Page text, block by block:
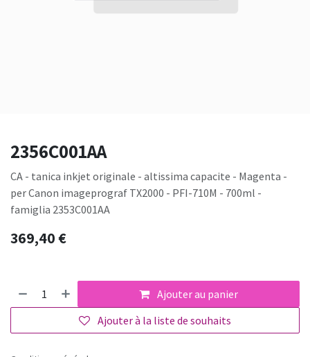
2356C001AA
CA - tanica inkjet originale - altissima capacite - Magenta -
per Canon imageprograf TX2000 - PFI-710M - 700ml -
famiglia 2353C001AA
369,40€
Ajouter au panier
Ajouter à la liste de souhaits